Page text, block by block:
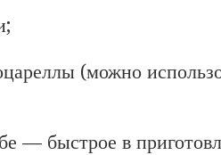
(можно
— быстрое в